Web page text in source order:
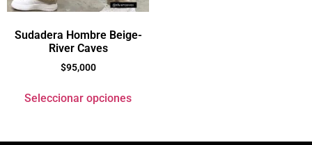
Sudadera Hombre Beige-
River Caves
$95,000
Seleccionar opciones